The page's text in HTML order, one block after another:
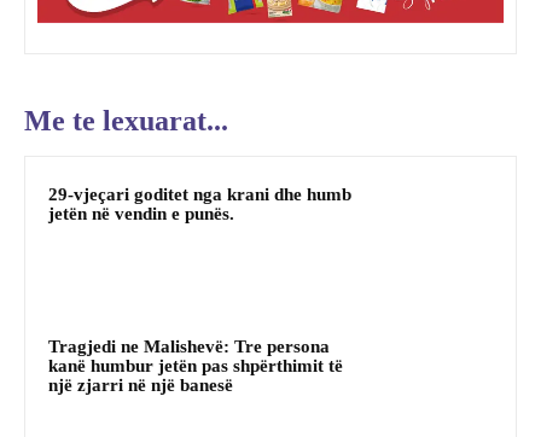
Me te lexuarat...
29-vjeçari goditet nga krani dhe humb
jetën në vendin e punës.
Tragjedi ne Malishevë: Tre persona
kanë humbur jetën pas shpërthimit të
një zjarri në një banesë